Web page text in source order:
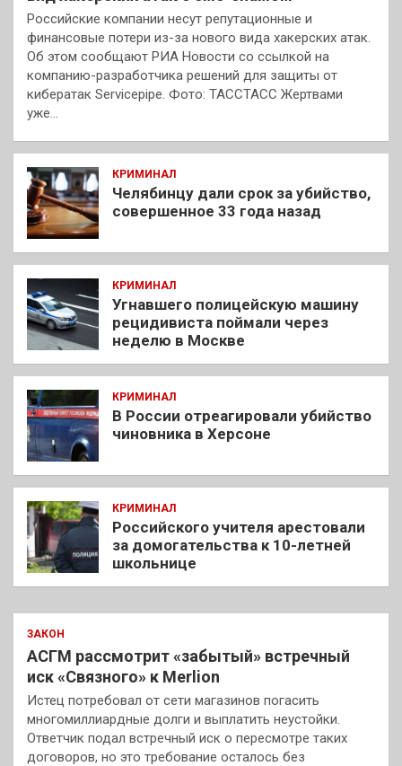
Российские компании несут репутационные и
финансовые потери из-за нового вида хакерских атак.
Об этом сообщают РИА Новости со ссылкой на
компанию-разработчика решений для защиты от
кибератак Servicepipe. Фото: ТАССТАСС Жертвами
уже…
КРИМИНАЛ
Челябинцу дали срок за убийство,
совершенное 33 года назад
КРИМИНАЛ
Угнавшего полицейскую машину
рецидивиста поймали через
неделю в Москве
КРИМИНАЛ
В России отреагировали убийство
чиновника в Херсоне
КРИМИНАЛ
Российского учителя арестовали
за домогательства к 10-летней
школьнице
ЗАКОН
АСГМ рассмотрит «забытый» встречный
иск «Связного» к Merlion
Истец потребовал от сети магазинов погасить
многомиллиардные долги и выплатить неустойки.
Ответчик подал встречный иск о пересмотре таких
договоров, но это требование осталось без